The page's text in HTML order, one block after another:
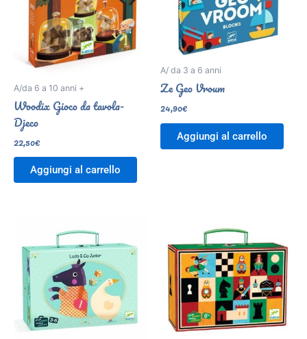
A/da 6 a 10 anni +
Woodix Gioco da tavola-
Djeco
22,50€
Aggiungi al carrello
A/ da 3 a 6 anni
Ze Geo Vroum
24,90€
Aggiungi al carrello